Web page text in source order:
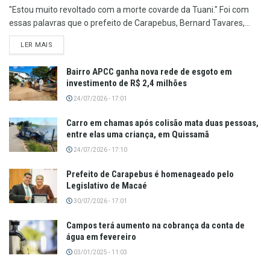
"Estou muito revoltado com a morte covarde da Tuani." Foi com
essas palavras que o prefeito de Carapebus, Bernard Tavares,...
LER MAIS
Bairro APCC ganha nova rede de esgoto em
investimento de R$ 2,4 milhões
24/07/2026 - 17:01
Carro em chamas após colisão mata duas pessoas,
entre elas uma criança, em Quissamã
24/07/2026 - 17:10
Prefeito de Carapebus é homenageado pelo
Legislativo de Macaé
30/07/2026 - 17:01
Campos terá aumento na cobrança da conta de
água em fevereiro
03/01/2025 - 11:03